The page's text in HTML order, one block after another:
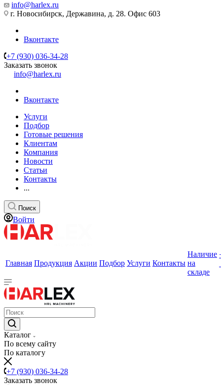
info@harlex.ru
г. Новосибирск, Державина, д. 28. Офис 603
Вконтакте
+7 (930) 036-34-28
Заказать звонок
info@harlex.ru
Вконтакте
Услуги
Подбор
Готовые решения
Клиентам
Компания
Новости
Статьи
Контакты
...
Поиск
Войти
Главная Продукция Акции Подбор Услуги Контакты
Наличие
на
складе
Каталог
По всему сайту
По каталогу
+7 (930) 036-34-28
Заказать звонок